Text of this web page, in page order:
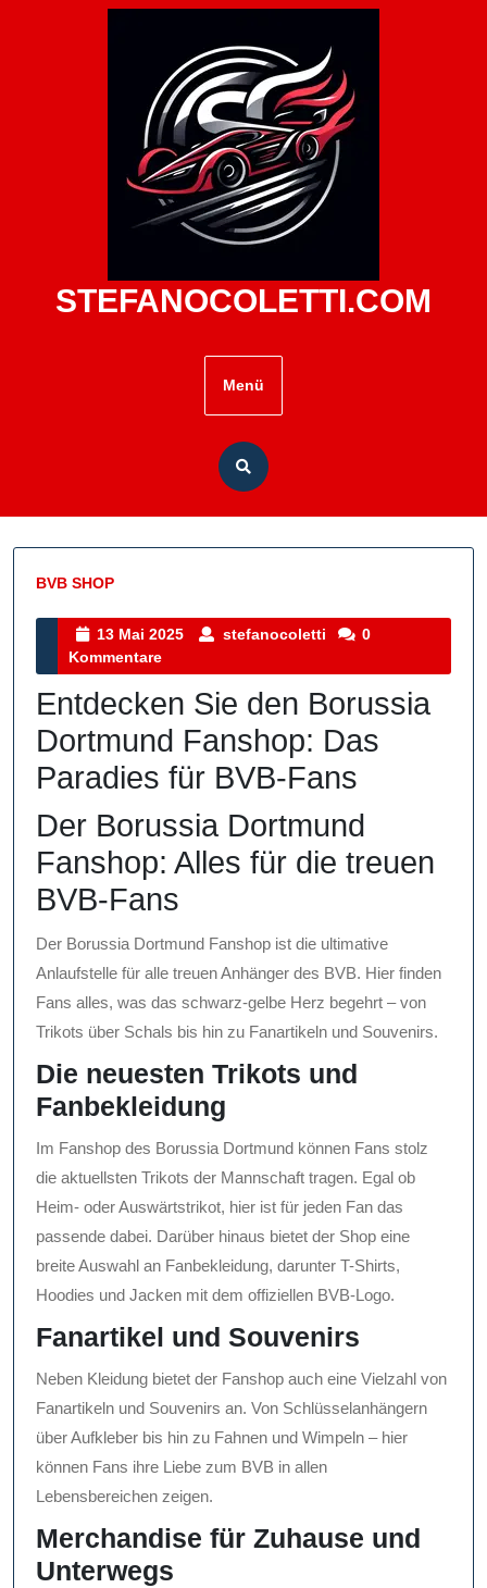
STEFANOCOLETTI.COM
Menü
BVB SHOP
Kategorie
13 Mai 2025
13
2025
stefanocoletti stefanocoletti
0
Kommentare
Entdecken Sie den Borussia
Dortmund Fanshop: Das
Paradies für BVB-Fans
Der Borussia Dortmund
Fanshop: Alles für die treuen
BVB-Fans
Der Borussia Dortmund Fanshop ist die ultimative
Anlaufstelle für alle treuen Anhänger des BVB. Hier finden
Fans alles, was das schwarz-gelbe Herz begehrt – von
Trikots über Schals bis hin zu Fanartikeln und Souvenirs.
Die neuesten Trikots und
Fanbekleidung
Im Fanshop des Borussia Dortmund können Fans stolz
die aktuellsten Trikots der Mannschaft tragen. Egal ob
Heim- oder Auswärtstrikot, hier ist für jeden Fan das
passende dabei. Darüber hinaus bietet der Shop eine
breite Auswahl an Fanbekleidung, darunter T-Shirts,
Hoodies und Jacken mit dem offiziellen BVB-Logo.
Fanartikel und Souvenirs
Neben Kleidung bietet der Fanshop auch eine Vielzahl von
Fanartikeln und Souvenirs an. Von Schlüsselanhängern
über Aufkleber bis hin zu Fahnen und Wimpeln – hier
können Fans ihre Liebe zum BVB in allen
Lebensbereichen zeigen.
Merchandise für Zuhause und
Unterwegs